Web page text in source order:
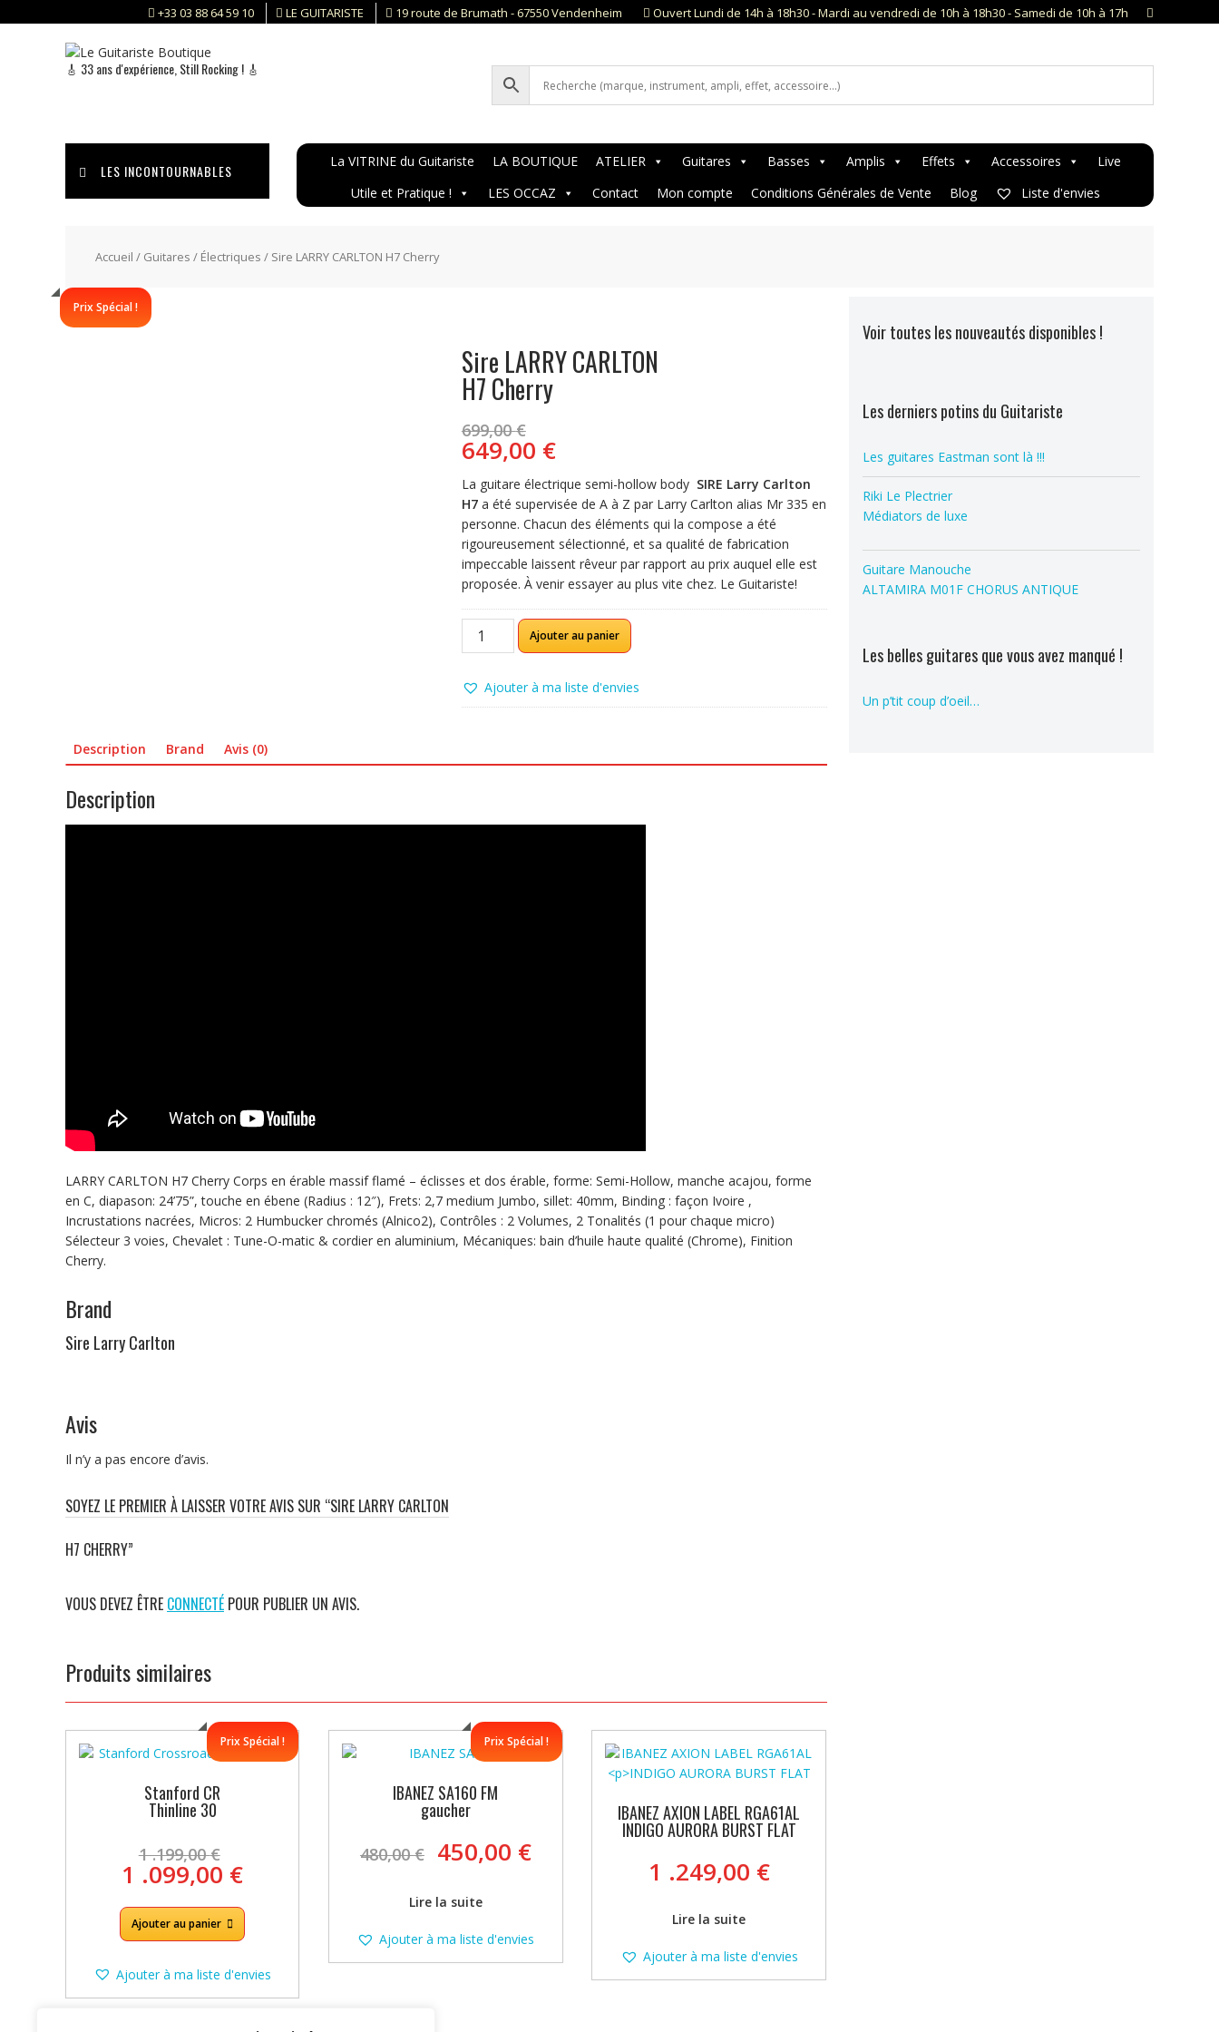
to
+33 03 88 64 59 10 LE GUITARISTE 19 route de Brumath - 67550 Vendenheim Ouvert Lundi de 14h à 18h30 - Mardi au vendredi de 10h à 18h30 - Samedi de 10h à 17h
🎸 33 ans d'expérience, Still Rocking ! 🎸
LES INCONTOURNABLES
La VITRINE du Guitariste LA BOUTIQUE ATELIER Guitares Basses Amplis Effets Accessoires
Live
Utile et Pratique !
LES OCCAZ Contact Mon compte Conditions Générales de Vente Blog Liste d'envies
Accueil / Guitares / Électriques / Sire LARRY CARLTON H7 Cherry
Prix Spécial !
Sire LARRY CARLTON
H7 Cherry
699,00€prix
initial
était :
699,00 €.
649,00 €Le
prix
actuel
est :
649,00 €.
La guitare électrique semi-hollow body SIRE Larry Carlton
H7 a été supervisée de A à Z par Larry Carlton alias Mr 335 en
personne. Chacun des éléments qui la compose a été
rigoureusement sélectionné, et sa qualité de fabrication
impeccable laissent rêveur par rapport au prix auquel elle est
proposée. À venir essayer au plus vite chez. Le Guitariste!
quantité
LARRY
CARLTON
Ajouter au panier
Ajouter à ma liste d'envies
Description Brand Avis (0)
Description
LARRY CARLTON H7 Cherry Corps en érable massif flamé – éclisses et dos érable, forme: Semi-Hollow, manche acajou, forme
en C, diapason: 24’75”, touche en ébene (Radius : 12″), Frets: 2,7 medium Jumbo, sillet: 40mm, Binding : façon Ivoire ,
Incrustations nacrées, Micros: 2 Humbucker chromés (Alnico2), Contrôles : 2 Volumes, 2 Tonalités (1 pour chaque micro)
Sélecteur 3 voies, Chevalet : Tune-O-matic & cordier en aluminium, Mécaniques: bain d’huile haute qualité (Chrome), Finition
Cherry.
Brand
Sire Larry Carlton
Avis
Il n’y a pas encore d’avis.
SOYEZ LE PREMIER À LAISSER VOTRE AVIS SUR “SIRE LARRY CARLTON
H7 CHERRY”
VOUS DEVEZ ÊTRE CONNECTÉ POUR PUBLIER UN AVIS.
Produits similaires
Prix Spécial !
Stanford CR
Thinline 30
1 .199,00€ prix
initial
était :
1
.199,00 €.
1 .099,00 €Le
actuel
est :
.099,00 €.
Ajouter au panier
Ajouter à ma liste d'envies
Prix Spécial !
IBANEZ SA160 FM
gaucher
480,00€ Le
prix
initial
était :
480,00 €.
450,00 €Le
prix
450,00 €.
Lire la suite
Ajouter à ma liste d'envies
IBANEZ AXION LABEL RGA61AL
INDIGO AURORA BURST FLAT
1 .249,00 €
Lire la suite
Ajouter à ma liste d'envies
Voir toutes les nouveautés disponibles !
Les derniers potins du Guitariste
Les guitares Eastman sont là !!!
Riki Le Plectrier
Médiators de luxe
Guitare Manouche
ALTAMIRA M01F CHORUS ANTIQUE
Les belles guitares que vous avez manqué !
Un p’tit coup d’oeil…